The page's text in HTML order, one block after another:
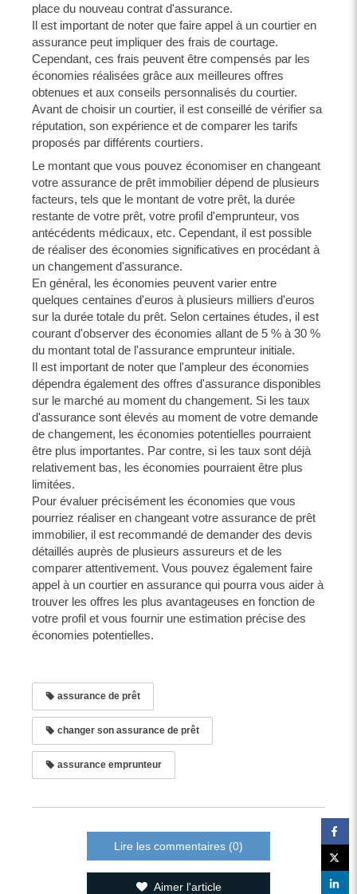
place du nouveau contrat d'assurance.
Il est important de noter que faire appel à un courtier en
assurance peut impliquer des frais de courtage.
Cependant, ces frais peuvent être compensés par les
économies réalisées grâce aux meilleures offres
obtenues et aux conseils personnalisés du courtier.
Avant de choisir un courtier, il est conseillé de vérifier sa
réputation, son expérience et de comparer les tarifs
proposés par différents courtiers.
Le montant que vous pouvez économiser en changeant
votre assurance de prêt immobilier dépend de plusieurs
facteurs, tels que le montant de votre prêt, la durée
restante de votre prêt, votre profil d'emprunteur, vos
antécédents médicaux, etc. Cependant, il est possible
de réaliser des économies significatives en procédant à
un changement d'assurance.
En général, les économies peuvent varier entre
quelques centaines d'euros à plusieurs milliers d'euros
sur la durée totale du prêt. Selon certaines études, il est
courant d'observer des économies allant de 5 % à 30 %
du montant total de l'assurance emprunteur initiale.
Il est important de noter que l'ampleur des économies
dépendra également des offres d'assurance disponibles
sur le marché au moment du changement. Si les taux
d'assurance sont élevés au moment de votre demande
de changement, les économies potentielles pourraient
être plus importantes. Par contre, si les taux sont déjà
relativement bas, les économies pourraient être plus
limitées.
Pour évaluer précisément les économies que vous
pourriez réaliser en changeant votre assurance de prêt
immobilier, il est recommandé de demander des devis
détaillés auprès de plusieurs assureurs et de les
comparer attentivement. Vous pouvez également faire
appel à un courtier en assurance qui pourra vous aider à
trouver les offres les plus avantageuses en fonction de
votre profil et vous fournir une estimation précise des
économies potentielles.
assurance de prêt
changer son assurance de prêt
assurance emprunteur
Lire les commentaires (0)
Aimer l'article